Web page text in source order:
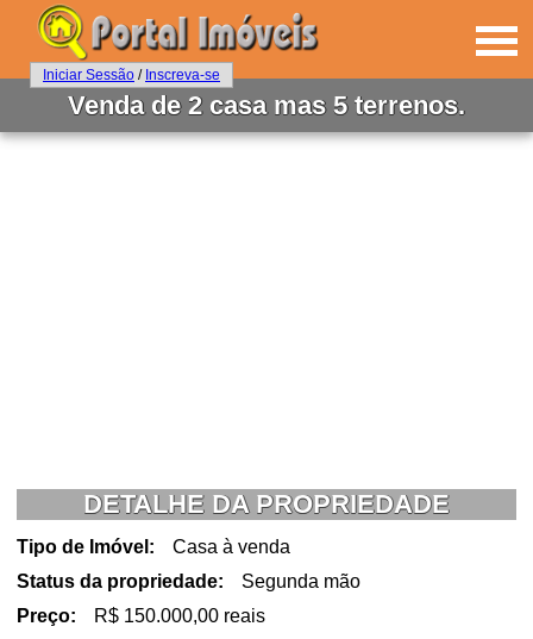
Iniciar Sessão / Inscreva-se
Venda de 2 casa mas 5 terrenos.
DETALHE DA PROPRIEDADE
Tipo de Imóvel:
Casa à venda
Status da propriedade:
Segunda mão
Preço:
R$ 150.000,00 reais